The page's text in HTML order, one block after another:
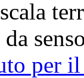
per il